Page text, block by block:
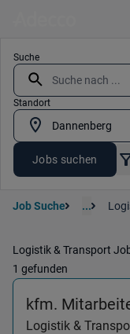
Suche
Standort
Jobs suchen
Job Suche ...
Logistik & Transport
1 gefunden
kfm.
Logistik &